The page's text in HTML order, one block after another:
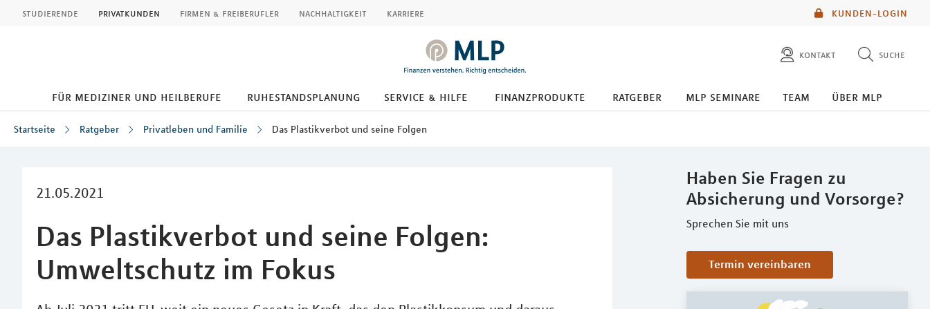
KUNDEN-LOGIN
studierende privatkunden firmen & freiberufler nachhaltigkeit karriere
kontakt suche
diese website durchsuchen
für mediziner und heilberufe ruhestandsplanung service & hilfe finanzprodukte ratgeber mlp seminare team über mlp
Startseite Ratgeber Privatleben und Familie Das Plastikverbot und seine Folgen
21.05.2021
Das Plastikverbot und seine Folgen:
Umweltschutz im Fokus
Haben Sie Fragen zu
Absicherung und Vorsorge?
Sprechen Sie mit uns
Termin vereinbaren